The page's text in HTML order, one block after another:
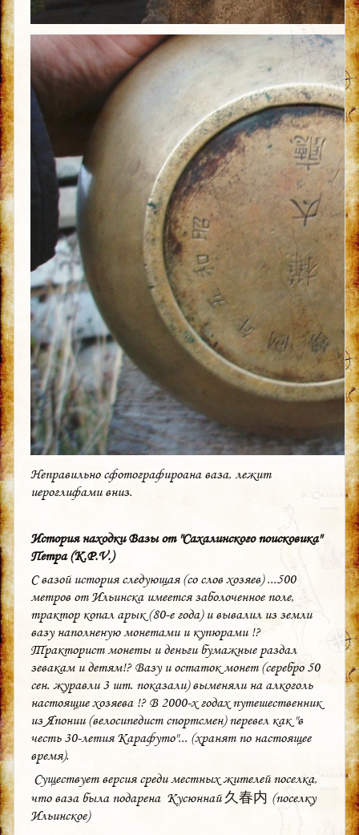
Неправильно сфотографироана ваза, лежит
иероглифами вниз.
История находки Вазы от "Сахалинского поисковика"
Петра (K.P.V.)
С вазой история следующая (со слов хозяев) ...500
метров от Ильинска имеется заболоченное поле,
трактор копал арык (80-е года) и вывалил из земли
вазу наполненую монетами и купюрами !?
Тракторист монеты и деньги бумажные раздал
зевакам и детям!? Вазу и остаток монет (серебро 50
сен. журавли 3 шт. показали) выменяли на алкоголь
настоящие хозяева !? В 2000-х годах путешественник
из Японии (велосипедист спортсмен) перевел как "в
честь 30-летия Карафуто"... (хранят по настоящее
время).
Существует версия среди местных жителей поселка,
что ваза была подарена Кусюннай 久春内 (поселку
Ильинское)